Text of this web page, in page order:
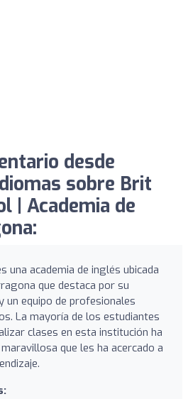
desde
sobre Brit
| Academia de
una academia de inglés ubicada
que destaca por su
un equipo de profesionales
La mayoría de los estudiantes
clases en esta institución ha
que les ha acercado a